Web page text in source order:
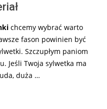
chcemy wybrać warto
fason powinien być
Szczupłym paniom
Jeśli Twoja sylwetka ma
duża …